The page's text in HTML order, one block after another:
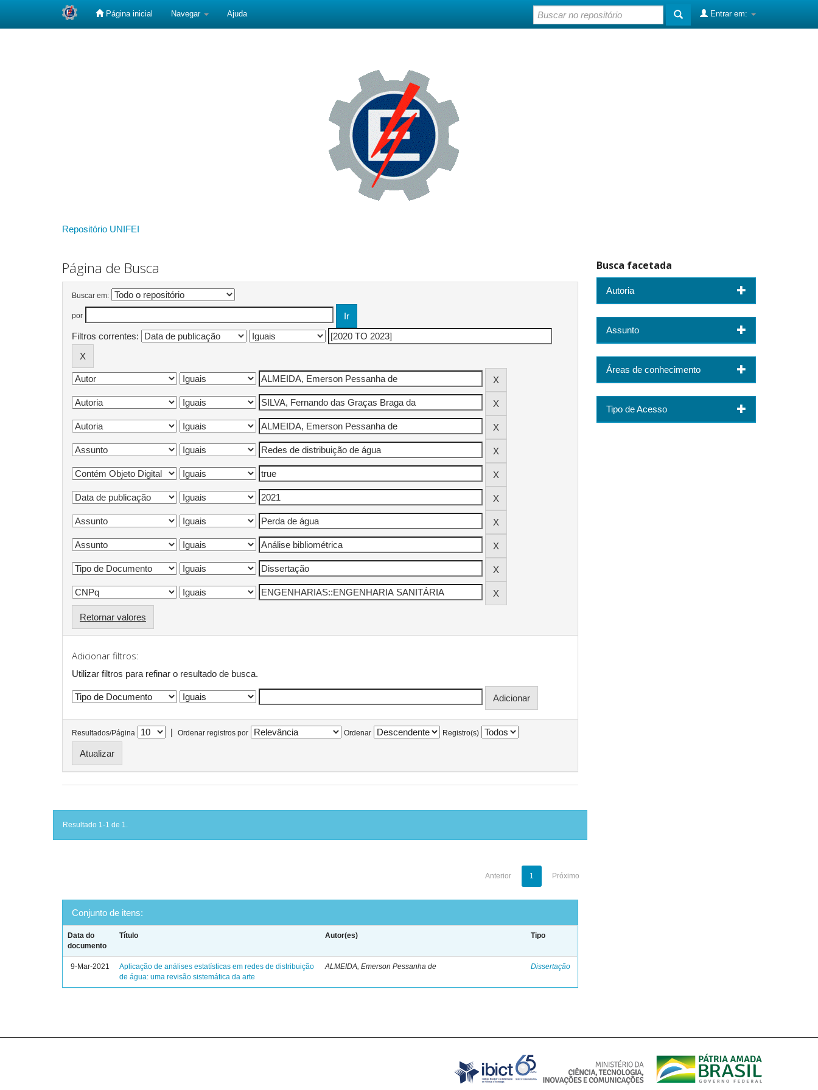
Página inicial Navegar Ajuda Entrar em:
Repositório UNIFEI
Página de Busca
Buscar em:
por
Filtros correntes:
Retornar valores
Adicionar filtros:
Utilizar filtros para refinar o resultado de busca.
Resultados/Página | Ordenar registros por Ordenar Registro(s)
Resultado 1-1 de 1.
Anterior 1 Próximo
Conjunto de itens:
Data do
documento
Título Autor(es) Tipo
9-Mar-2021
Aplicação de análises estatísticas em redes de distribuição
de água: uma revisão sistemática da arte
ALMEIDA, Emerson Pessanha de Dissertação
Busca facetada
Autoria
Assunto
Áreas de conhecimento
Tipo de Acesso